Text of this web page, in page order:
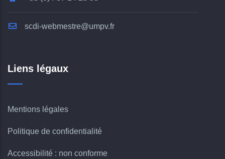
scdi-webmestre@umpv.fr
Liens légaux
Mentions légales
Politique de confidentialité
Accessibilité : non conforme